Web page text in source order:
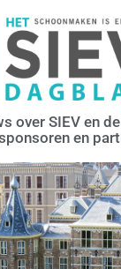
over SIEV en
en